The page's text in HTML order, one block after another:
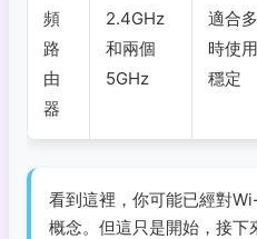
頻
路
由
器
2.4GHz
和兩個
5GHz
適合
時使
穩定
看到這裡，你可能已經對
概念。但這只是開始，接下